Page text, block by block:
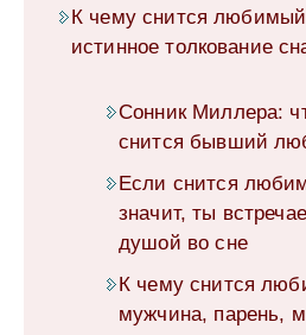
К чему снится любимый
истинное толкование
Сонник Миллера:
снится бывший
Если снится
значит, ты
душой во сне
К чему снится
мужчина, парень,